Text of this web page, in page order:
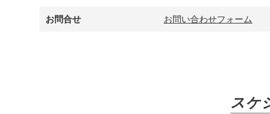
お問合せ お問い合わせフォーム
スケ